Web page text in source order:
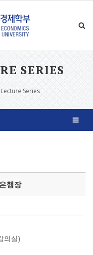
SERIES
Series
행장
의실)